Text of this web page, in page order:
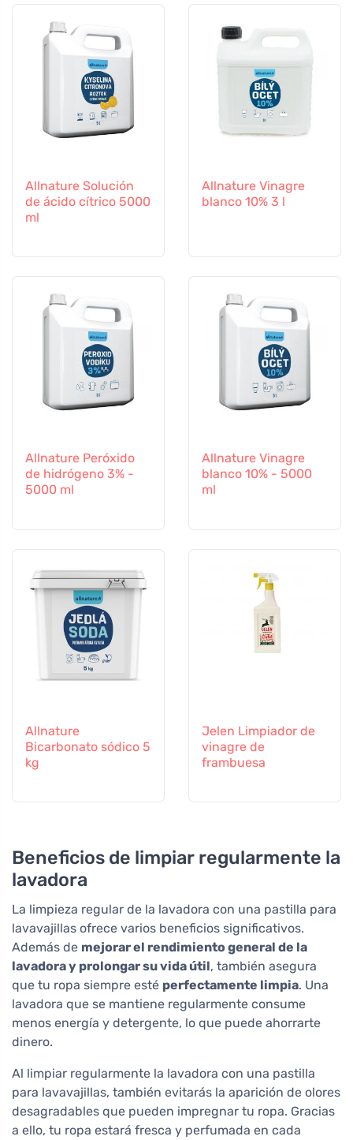
Allnature Solución
de ácido cítrico 5000
ml
Allnature Vinagre
blanco 10% 3 l
Allnature Peróxido
de hidrógeno 3% -
5000 ml
Allnature Vinagre
blanco 10% - 5000
ml
Allnature
Bicarbonato sódico 5
kg
Jelen Limpiador de
vinagre de
frambuesa
Beneficios de limpiar regularmente la
lavadora
La limpieza regular de la lavadora con una pastilla para
lavavajillas ofrece varios beneficios significativos.
Además de mejorar el rendimiento general de la
lavadora y prolongar su vida útil, también asegura
que tu ropa siempre esté perfectamente limpia. Una
lavadora que se mantiene regularmente consume
menos energía y detergente, lo que puede ahorrarte
dinero.
Al limpiar regularmente la lavadora con una pastilla
para lavavajillas, también evitarás la aparición de olores
desagradables que pueden impregnar tu ropa. Gracias
a ello, tu ropa estará fresca y perfumada en cada